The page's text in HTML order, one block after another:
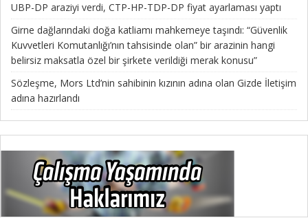
UBP-DP araziyi verdi, CTP-HP-TDP-DP fiyat ayarlaması yaptı
Girne dağlarındaki doğa katliamı mahkemeye taşındı: “Güvenlik
Kuvvetleri Komutanlığı’nın tahsisinde olan” bir arazinin hangi
belirsiz maksatla özel bir şirkete verildiği merak konusu”
Sözleşme, Mors Ltd’nin sahibinin kızının adına olan Gizde İletişim
adına hazırlandı